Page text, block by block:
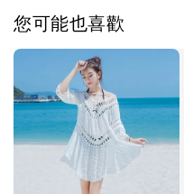
您可能也喜歡